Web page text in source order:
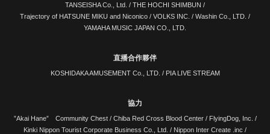
TANSEISHA Co., Ltd. / THE HOCHI SHIMBUN /
Trajectory of HATSUNE MIKU and Niconico / VOLKS INC. / Washin Co., LTD. /
YAMAHA MUSIC JAPAN CO., LTD.
直播合作夥伴
KOSHIDAKA AMUSEMENT Co., LTD. / PIA LIVE STREAM
協力
”Akai Hane” Community Chest / Chiba Red Cross Blood Center/ FlyingDog, Inc. /
Kinki Nippon Tourist Corporate Business Co., Ltd. / Nippon Inter Create .inc /